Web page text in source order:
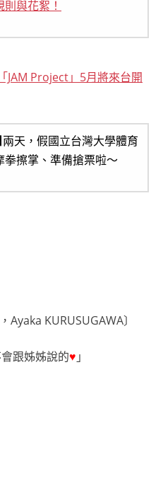
與花絮！
JAM Project」5月將來台開
兩天，假國立台灣大學體育
擦掌、準備搶票啦～
KURUSUGAWA〕
會跟姊姊說的♥ 」